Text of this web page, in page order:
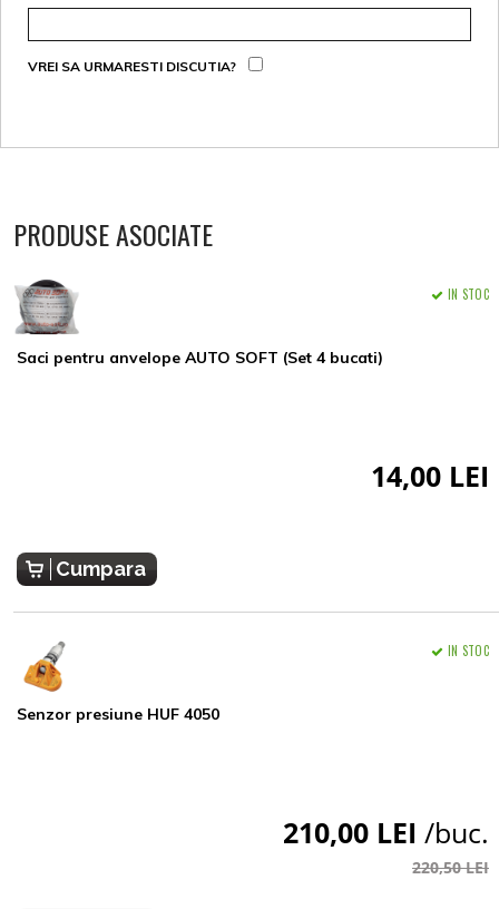
VREI SA URMARESTI DISCUTIA?
PRODUSE ASOCIATE
Saci pentru anvelope AUTO SOFT (Set 4 bucati)
IN STOC
14,00 LEI
Cumpara
Senzor presiune HUF 4050
IN STOC
210,00 LEI /buc.
220,50 LEI